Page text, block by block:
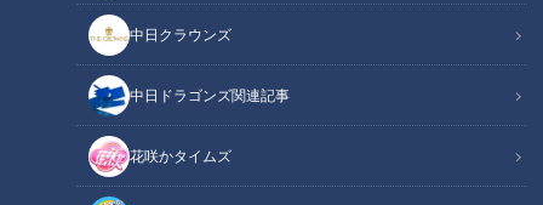
中日クラウンズ
中日ドラゴンズ関連記事
花咲かタイムズ